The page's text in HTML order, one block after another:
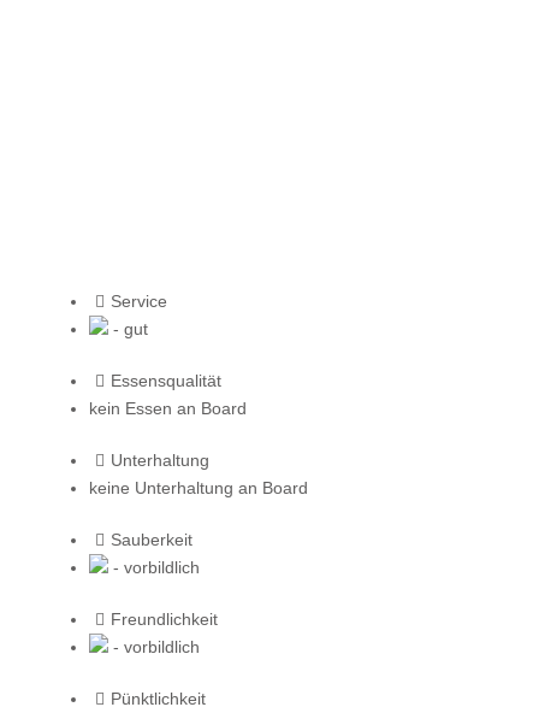
Service
- gut
Essensqualität
kein Essen an Board
Unterhaltung
keine Unterhaltung an Board
Sauberkeit
- vorbildlich
Freundlichkeit
- vorbildlich
Pünktlichkeit